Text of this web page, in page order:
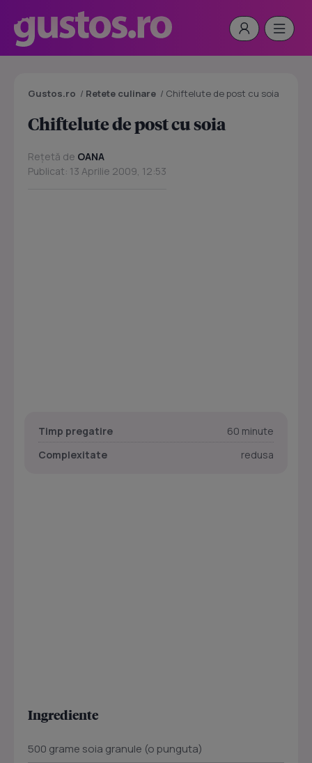
Gustos.ro / Retete culinare / Chiftelute de post cu soia
Chiftelute de post cu soia
Rețetă de OANA
Publicat: 13 Aprilie 2009, 12:53
Timp pregatire
60 minute
Complexitate
redusa
Ingrediente
500 grame soia granule (o punguta)